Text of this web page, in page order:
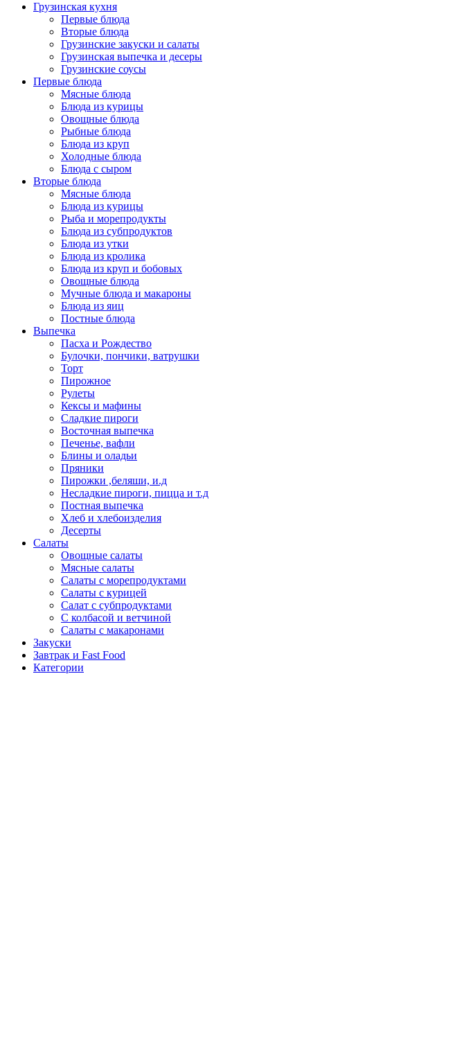
Грузинская кухня
Первые блюда
Вторые блюда
Грузинские закуски и салаты
Грузинская выпечка и десеры
Грузинские соусы
Первые блюда
Мясные блюда
Блюда из курицы
Овощные блюда
Рыбные блюда
Блюда из круп
Холодные блюда
Блюда с сыром
Вторые блюда
Мясные блюда
Блюда из курицы
Рыба и морепродукты
Блюда из субпродуктов
Блюда из утки
Блюда из кролика
Блюда из круп и бобовых
Овощные блюда
Мучные блюда и макароны
Блюда из яиц
Постные блюда
Выпечка
Пасха и Рождество
Булочки, пончики, ватрушки
Торт
Пирожное
Рулеты
Кексы и мафины
Сладкие пироги
Восточная выпечка
Печенье, вафли
Блины и оладьи
Пряники
Пирожки ,беляши, и.д
Несладкие пироги, пицца и т.д
Постная выпечка
Хлеб и хлебоизделия
Десерты
Салаты
Овощные салаты
Мясные салаты
Салаты с морепродуктами
Салаты с курицей
Салат с субпродуктами
С колбасой и ветчиной
Салаты с макаронами
Закуски
Завтрак и Fast Food
Категории